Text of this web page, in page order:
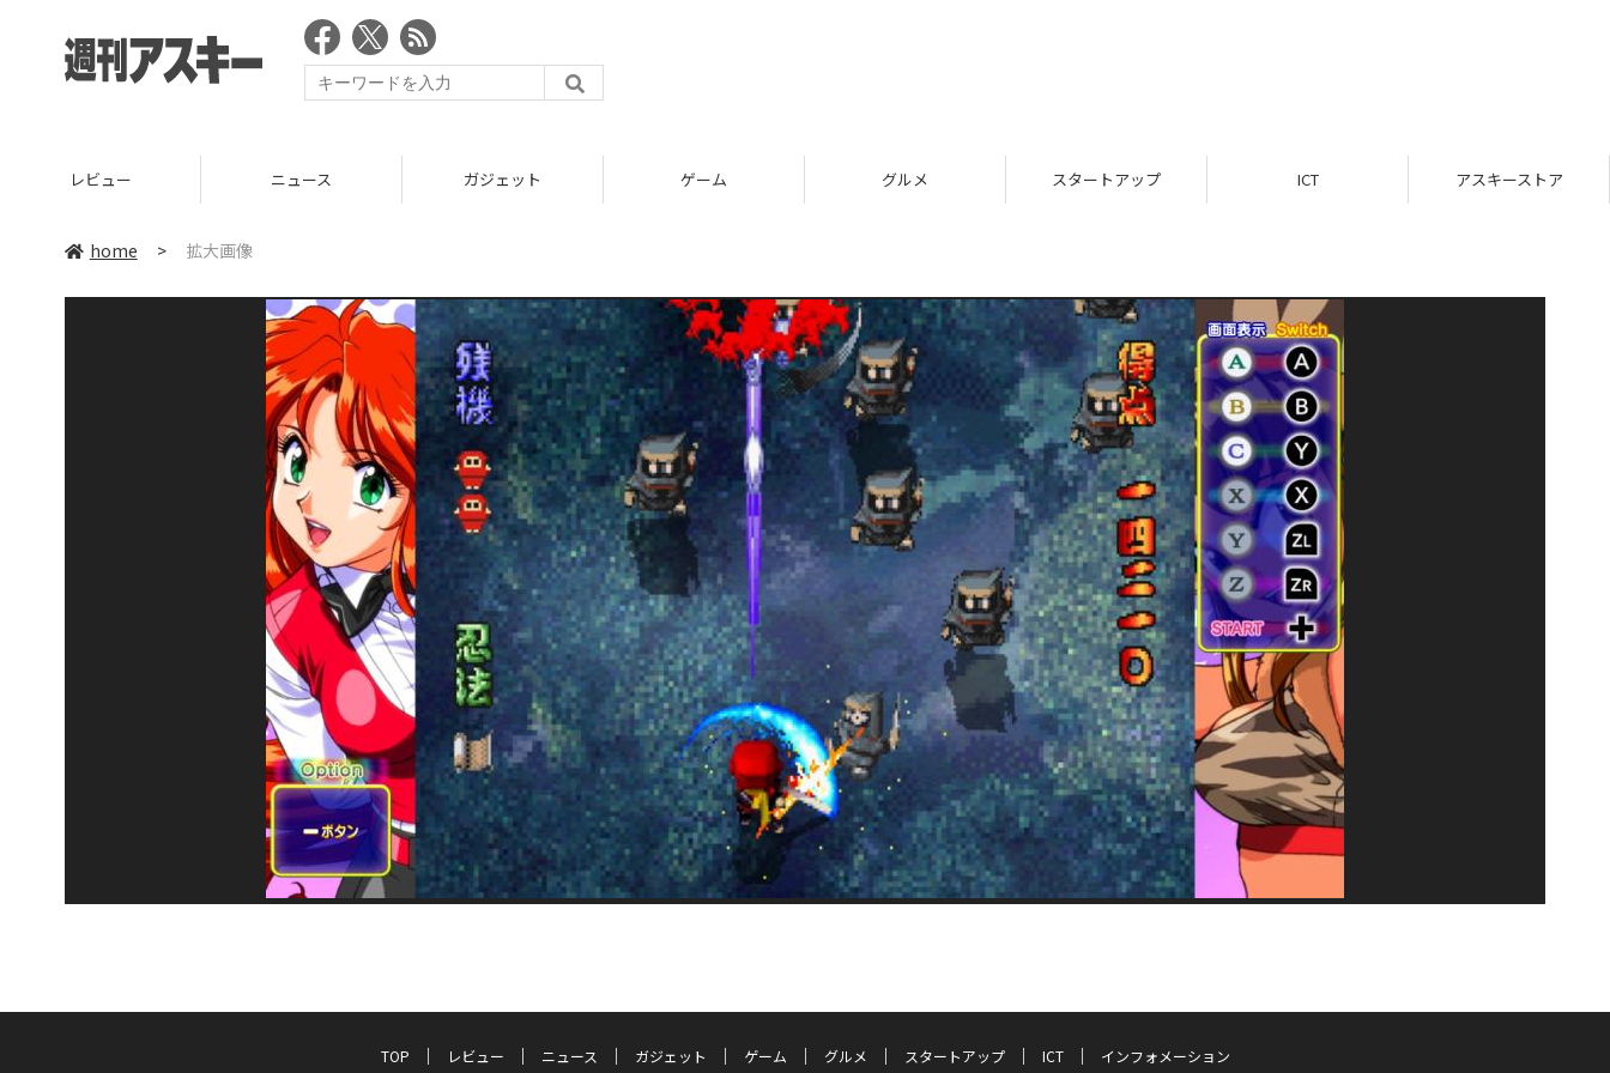
レビュー ニュース ガジェット ゲーム グルメ スタートアップ ICT アスキーストア
home > 拡大画像
TOP レビュー ニュース ガジェット ゲーム グルメ スタートアップ ICT インフォメーション